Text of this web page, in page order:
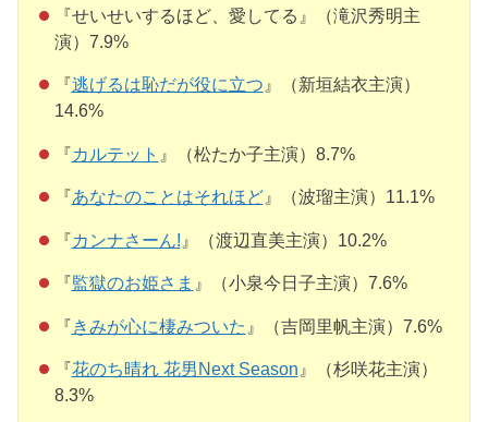
『せいせいするほど、愛してる』（滝沢秀明主
演）7.9%
『逃げるは恥だが役に立つ 』（新垣結衣主演）
14.6%
『カルテット 』（松たか子主演）8.7%
『あなたのことはそれほど』（波瑠主演）11.1%
『カンナさーん! 』（渡辺直美主演）10.2%
『監獄のお姫さま 』（小泉今日子主演）7.6%
『きみが心に棲みついた 』（吉岡里帆主演）7.6%
『花のち晴れ 花男Next Season 』（杉咲花主演）
8.3%